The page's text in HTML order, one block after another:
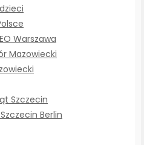
Warszawa
Mazowiecki
Szczecin
Berlin